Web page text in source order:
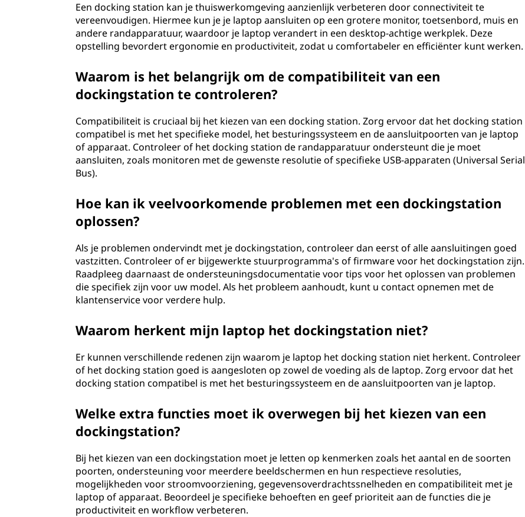
Een docking station kan je thuiswerkomgeving aanzienlijk verbeteren door connectiviteit te
vereenvoudigen. Hiermee kun je je laptop aansluiten op een grotere monitor, toetsenbord, muis en
andere randapparatuur, waardoor je laptop verandert in een desktop-achtige werkplek. Deze
opstelling bevordert ergonomie en productiviteit, zodat u comfortabeler en efficiënter kunt werken.
Waarom is het belangrijk om de compatibiliteit van een
dockingstation te controleren?
Compatibiliteit is cruciaal bij het kiezen van een docking station. Zorg ervoor dat het docking station
compatibel is met het specifieke model, het besturingssysteem en de aansluitpoorten van je laptop
of apparaat. Controleer of het docking station de randapparatuur ondersteunt die je moet
aansluiten, zoals monitoren met de gewenste resolutie of specifieke USB-apparaten (Universal Serial
Bus).
Hoe kan ik veelvoorkomende problemen met een dockingstation
oplossen?
Als je problemen ondervindt met je dockingstation, controleer dan eerst of alle aansluitingen goed
vastzitten. Controleer of er bijgewerkte stuurprogramma's of firmware voor het dockingstation zijn.
Raadpleeg daarnaast de ondersteuningsdocumentatie voor tips voor het oplossen van problemen
die specifiek zijn voor uw model. Als het probleem aanhoudt, kunt u contact opnemen met de
klantenservice voor verdere hulp.
Waarom herkent mijn laptop het dockingstation niet?
Er kunnen verschillende redenen zijn waarom je laptop het docking station niet herkent. Controleer
of het docking station goed is aangesloten op zowel de voeding als de laptop. Zorg ervoor dat het
docking station compatibel is met het besturingssysteem en de aansluitpoorten van je laptop.
Welke extra functies moet ik overwegen bij het kiezen van een
dockingstation?
Bij het kiezen van een dockingstation moet je letten op kenmerken zoals het aantal en de soorten
poorten, ondersteuning voor meerdere beeldschermen en hun respectieve resoluties,
mogelijkheden voor stroomvoorziening, gegevensoverdrachtssnelheden en compatibiliteit met je
laptop of apparaat. Beoordeel je specifieke behoeften en geef prioriteit aan de functies die je
productiviteit en workflow verbeteren.